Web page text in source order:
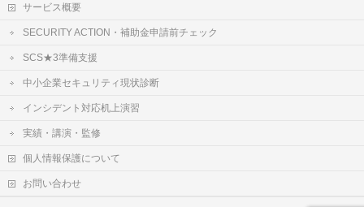
サービス概要
SECURITY ACTION・補助金申請前チェック
SCS★3準備支援
中小企業セキュリティ現状診断
インシデント対応机上演習
実績・講演・監修
個人情報保護について
お問い合わせ